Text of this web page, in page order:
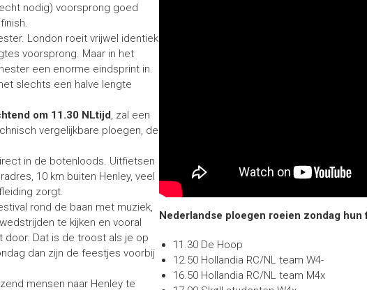
nodig) voorsprong goed
London roeit vrijwel identiek
voorsprong. Maar in het
een enorme eindsprint in.
slechts een halve lengte
om 11.30 NLtijd, zal een
vergelijkbare ploegen, de
in de botenloods. Uitfietsen
10 km buiten Henley, veel
zorgt.
rond de baan met muziek,
te kijken en vooral
door. Dat is de troost als je op
dan zijn de feestjes voorbij
mensen naar Henley te
Nederlandse ploegen roeien zondag
11.30 De Hoop
12.50 Hollandia RC/NL team W4-
16.50 Hollandia RC/NL team M4x